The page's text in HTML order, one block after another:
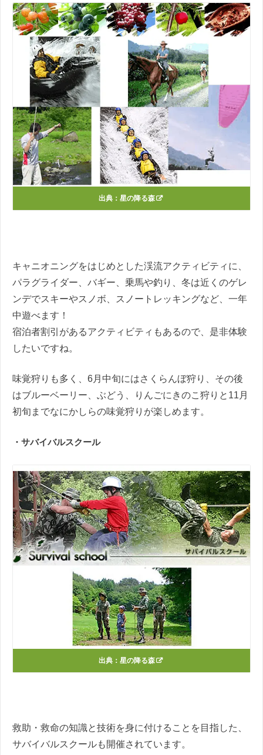
出典： 星の降る森
キャニオニングをはじめとした渓流アクティビティに、
パラグライダー、バギー、乗馬や釣り、冬は近くのゲレ
ンデでスキーやスノボ、スノートレッキングなど、一年
中遊べます！
宿泊者割引があるアクティビティもあるので、是非体験
したいですね。
味覚狩りも多く、6月中旬にはさくらんぼ狩り、その後
はブルーベーリー、ぶどう、りんごにきのこ狩りと11月
初旬までなにかしらの味覚狩りが楽しめます。
・サバイバルスクール
出典： 星の降る森
救助・救命の知識と技術を身に付けることを目指した、
サバイバルスクールも開催されています。